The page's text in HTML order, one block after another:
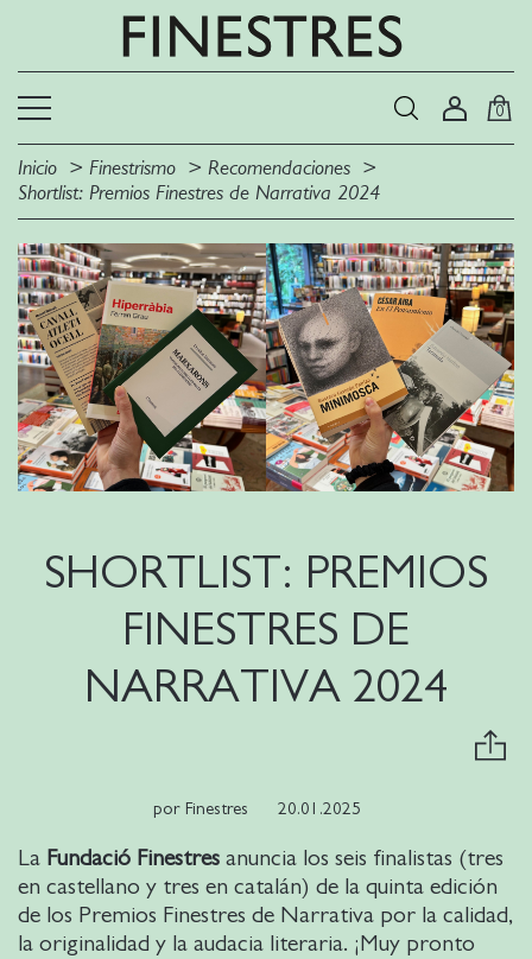
0
Inicio Finestrismo
Recomendaciones
Shortlist: Premios Finestres de Narrativa 2024
SHORTLIST: PREMIOS
FINESTRES DE
NARRATIVA 2024
por Finestres 20.01.2025
La Fundació Finestres anuncia los seis finalistas (tres
en castellano y tres en catalán) de la quinta edición
de los Premios Finestres de Narrativa por la calidad,
la originalidad y la audacia literaria. ¡Muy pronto